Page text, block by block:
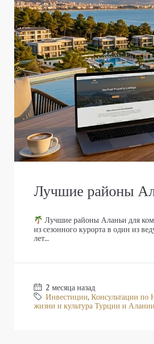
Лучшие районы
Лучшие районы Аланьи для
из сезонного курорта в один из
лет...
2 месяца назад
Инвестиции, Консультации
жизни и культура Турции и Алании
48-205 m²
Аланья
Оба